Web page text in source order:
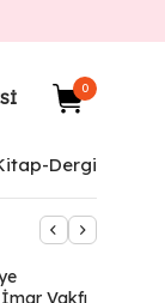
0
Dergi
Vakfı